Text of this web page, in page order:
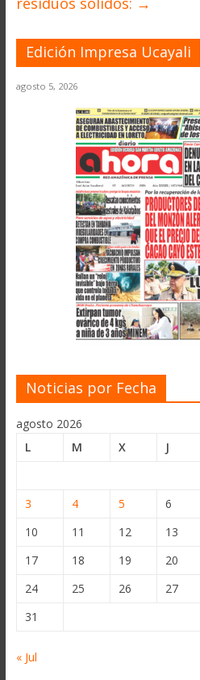
Edición Impresa Ucayali
agosto 5, 2026
Noticias por Fecha
agosto 2026
L
M X J
3
4 5 6
10
11 12 13
17
18 19 20
24
25 26 27
31
« Jul